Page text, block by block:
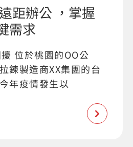
距辦公 ，掌握
需求
位於桃園的OO公
鍊製造商XX集團的台
年疫情發生以